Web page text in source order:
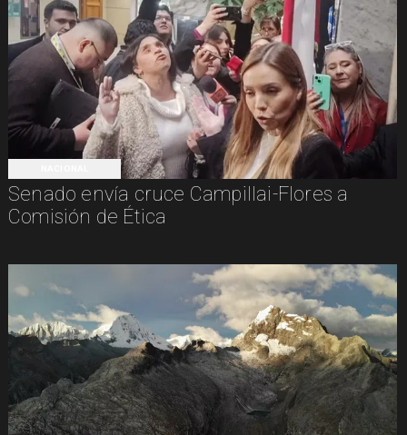
Senado envía cruce Campillai-Flores a
Comisión de Ética